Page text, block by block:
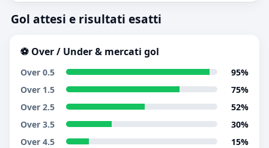
Gol attesi e risultati esatti
⚽ Over / Under & mercati gol
Over 0.5
95%
Over 1.5
75%
Over 2.5
52%
Over 3.5
30%
Over 4.5
15%